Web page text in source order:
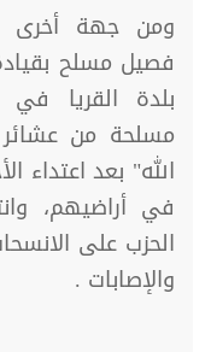
ومن جهة أخرى
فصيل مسلح
بلدة القريا
مسلحة من عشائر
الله" بعد اعتداء
في أراضيهم،
الحزب على
والإصابات .